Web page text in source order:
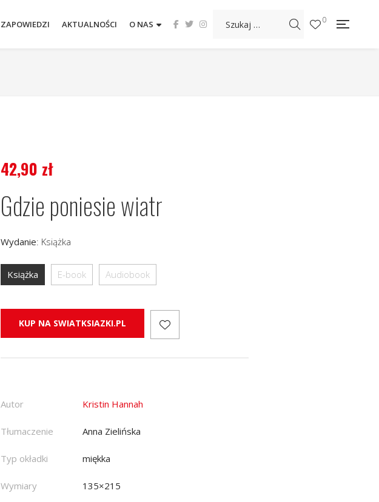
ZAPOWIEDZI AKTUALNOŚCI O NAS 0
42,90 zł
Gdzie poniesie wiatr
Wydanie: Książka
Książka E-book Audiobook
KUP NA SWIATKSIAZKI.PL
Autor Kristin Hannah
Tłumaczenie Anna Zielińska
Typ okładki miękka
Wymiary 135×215